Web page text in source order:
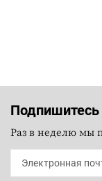
Раз в неделю мы